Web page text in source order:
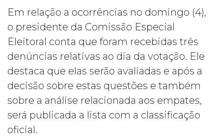
Em relação a ocorrências no domingo (4),
o presidente da Comissão Especial
Eleitoral conta que foram recebidas três
denúncias relativas ao dia da votação. Ele
destaca que elas serão avaliadas e após a
decisão sobre estas questões e também
sobre a análise relacionada aos empates,
será publicada a lista com a classificação
oficial.